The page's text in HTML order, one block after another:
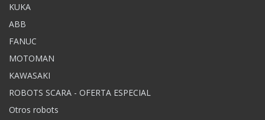
KUKA
ABB
FANUC
MOTOMAN
KAWASAKI
ROBOTS SCARA - OFERTA ESPECIAL
Otros robots